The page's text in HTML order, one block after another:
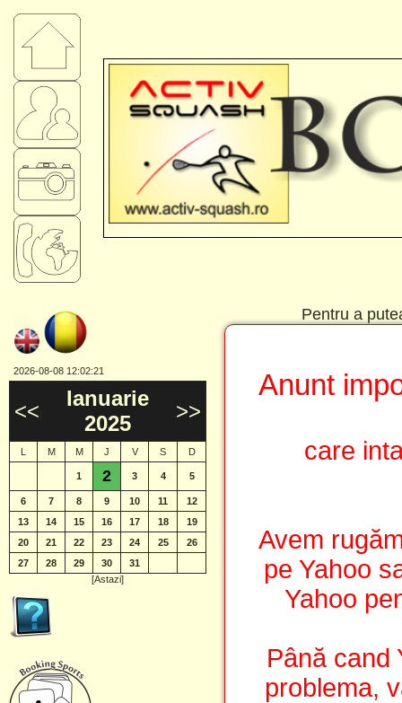
2026-08-08 12:02:21
<<
Ianuarie
2025
>>
L M M J V S D
1 2 3 4 5
6 7 8 9 10 11
12
13
14 15 16 17 18
19
20
21 22 23 24 25
26
27
28 29 30
31
[Astazi]
Pentru a
Anunt
care
Avem
pe Yahoo
Yahoo
Până cand
problema,